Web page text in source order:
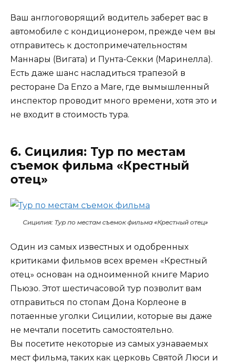
Ваш англоговорящий водитель заберет вас в
автомобиле с кондиционером, прежде чем вы
отправитесь к достопримечательностям
Маннары (Вигата) и Пунта-Секки (Маринелла).
Есть даже шанс насладиться трапезой в
ресторане Da Enzo a Mare, где вымышленный
инспектор проводит много времени, хотя это и
не входит в стоимость тура.
6. Сицилия: Тур по местам
съемок фильма «Крестный
отец»
Сицилия: Тур по местам съемок фильма «Крестный отец»
Один из самых известных и одобренных
критиками фильмов всех времен «Крестный
отец» основан на одноименной книге Марио
Пьюзо. Этот шестичасовой тур позволит вам
отправиться по стопам Дона Корлеоне в
потаенные уголки Сицилии, которые вы даже
не мечтали посетить самостоятельно.
Вы посетите некоторые из самых узнаваемых
мест фильма, таких как церковь Святой Люси и